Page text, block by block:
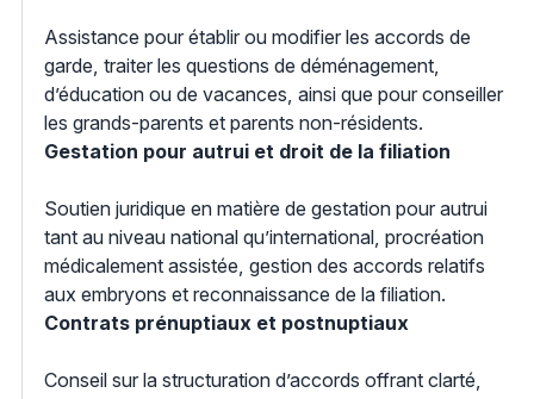
Assistance pour établir ou modifier les accords de
garde, traiter les questions de déménagement,
d’éducation ou de vacances, ainsi que pour conseiller
les grands-parents et parents non-résidents.
Gestation pour autrui et droit de la filiation
Soutien juridique en matière de gestation pour autrui
tant au niveau national qu’international, procréation
médicalement assistée, gestion des accords relatifs
aux embryons et reconnaissance de la filiation.
Contrats prénuptiaux et postnuptiaux
Conseil sur la structuration d’accords offrant clarté,